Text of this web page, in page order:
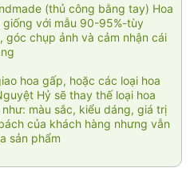
(thủ công bằng tay) Hoa
với mẫu 90-95%-tùy
góc chụp ảnh và cảm nhận cái
hoa gấp, hoặc các loại hoa
Hỷ sẽ thay thế loại hoa
màu sắc, kiểu dáng, giá trị
của khách hàng nhưng vẫn
sản phẩm